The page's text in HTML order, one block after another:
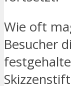
Wie oft
Besucher